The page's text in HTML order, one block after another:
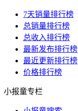
7天销量排行榜
总销量排行榜
总收入排行榜
最新发布排行榜
最近更新排行榜
价格排行榜
小报童专栏